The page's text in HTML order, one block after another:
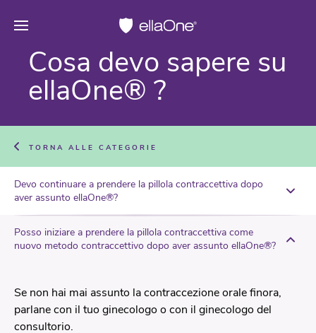
Cosa devo sa­pe­re su
el­laO­ne® ?
TORNA ALLE CATEGORIE
Devo continuare a prendere la pillola contraccettiva dopo
aver assunto ellaOne®?
Posso iniziare a prendere la pillola contraccettiva come
nuovo metodo contraccettivo dopo aver assunto ellaOne®?
Se non hai mai assunto la contraccezione orale finora,
parlane con il tuo ginecologo o con il ginecologo del
consultorio.